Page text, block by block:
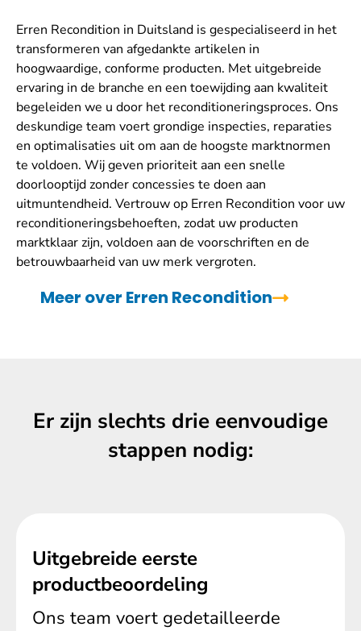
Erren Recondition in Duitsland is gespecialiseerd in het
transformeren van afgedankte artikelen in
hoogwaardige, conforme producten. Met uitgebreide
ervaring in de branche en een toewijding aan kwaliteit
begeleiden we u door het reconditioneringsproces. Ons
deskundige team voert grondige inspecties, reparaties
en optimalisaties uit om aan de hoogste marktnormen
te voldoen. Wij geven prioriteit aan een snelle
doorlooptijd zonder concessies te doen aan
uitmuntendheid. Vertrouw op Erren Recondition voor uw
reconditioneringsbehoeften, zodat uw producten
marktklaar zijn, voldoen aan de voorschriften en de
betrouwbaarheid van uw merk vergroten.
Meer over Erren Recondition
Er zijn slechts drie eenvoudige
stappen nodig:
Uitgebreide eerste
productbeoordeling
Ons team voert gedetailleerde